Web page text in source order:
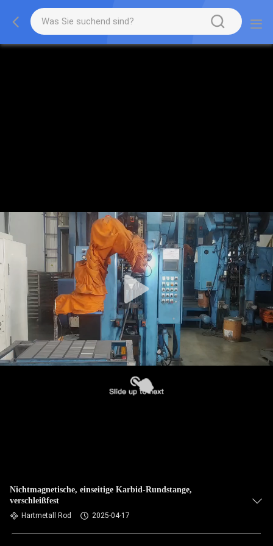
Nichtmagnetische, einseitige Karbid-Rundstange,
verschleißfest
Hartmetall Rod 2025-04-17